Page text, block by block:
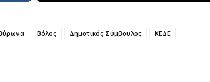
Βόλος Δημοτικός Σύμβουλος
ΚΕΔΕ